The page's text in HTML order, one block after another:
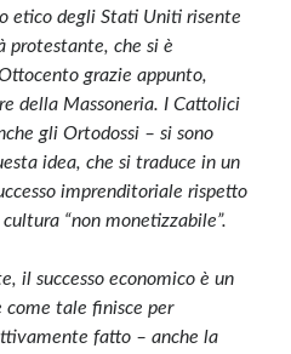
etico degli Stati Uniti risente
che si è
grazie appunto,
della Massoneria. I Cattolici
gli Ortodossi – si sono
idea, che si traduce in un
imprenditoriale rispetto
“non monetizzabile”.
il successo economico è un
come tale finisce per
fatto – anche la